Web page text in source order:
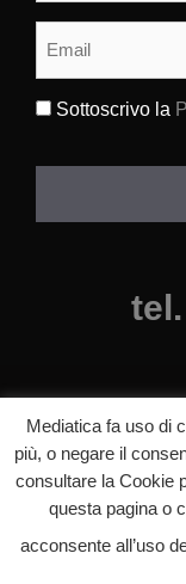
Sottoscrivo la
©2025 mediatica
p.iva
Mediatica fa uso di
più, o negare il
consultare la Cookie
questa pagina o
acconsente all’uso